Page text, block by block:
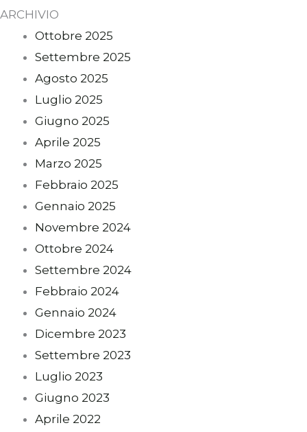
ARCHIVIO
Ottobre 2025
Settembre 2025
Agosto 2025
Luglio 2025
Giugno 2025
Aprile 2025
Marzo 2025
Febbraio 2025
Gennaio 2025
Novembre 2024
Ottobre 2024
Settembre 2024
Febbraio 2024
Gennaio 2024
Dicembre 2023
Settembre 2023
Luglio 2023
Giugno 2023
Aprile 2022